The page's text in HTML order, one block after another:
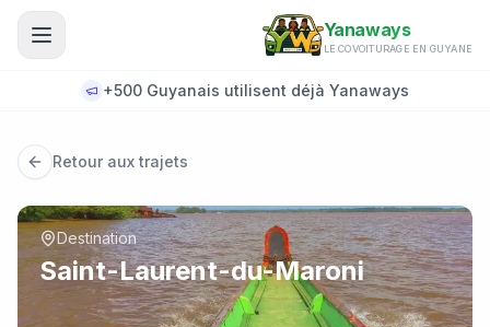
Aller au contenu principal
Yanaways
LE COVOITURAGE EN GUYANE
+500 Guyanais utilisent déjà Yanaways
Retour aux trajets
Destination
Saint-Laurent-du-Maroni